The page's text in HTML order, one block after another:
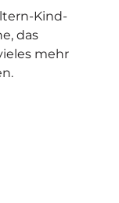
Kind-
das
mehr